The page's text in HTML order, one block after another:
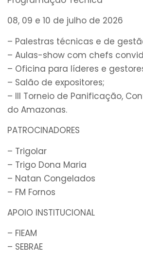
08, 09 e 10 de julho de 2026
– Palestras técnicas e de
– Aulas-show com chefs
– Oficina para líderes e
– Salão de expositores;
– III Torneio de Panificação,
do Amazonas.
PATROCINADORES
– Trigolar
– Trigo Dona Maria
– Natan Congelados
– FM Fornos
APOIO INSTITUCIONAL
– FIEAM
– SEBRAE